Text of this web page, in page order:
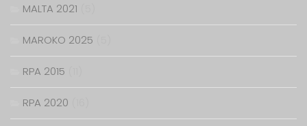
MALTA 2021
MAROKO 2025
RPA 2015
RPA 2020